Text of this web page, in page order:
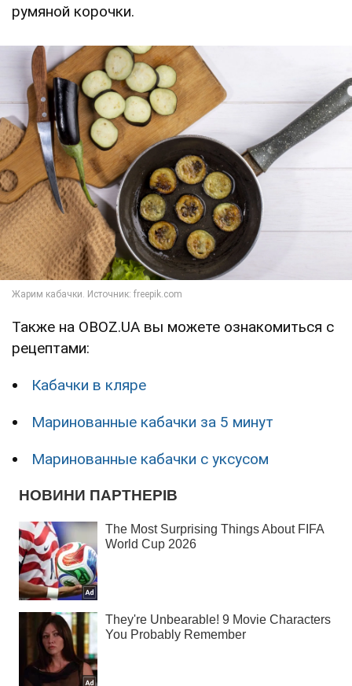
румяной корочки.
Также на OBOZ.UA вы можете ознакомиться с
рецептами:
Кабачки в кляре
Маринованные кабачки за 5 минут
Маринованные кабачки с уксусом